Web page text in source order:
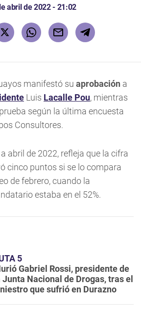
abril de 2022 - 21:02
manifestó su aprobación a
Luis Lacalle Pou, mientras
según la última encuesta
Consultores.
abril de 2022, refleja que la cifra
cinco puntos si se lo compara
de febrero, cuando la
estaba en el 52%.
5
Gabriel Rossi, presidente de
Junta Nacional de Drogas, tras el
que sufrió en Durazno